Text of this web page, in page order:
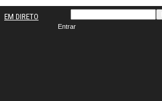
EM DIRETO
Entrar